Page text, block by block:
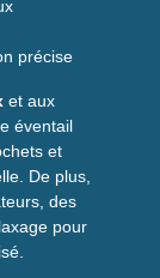
précise
et aux
éventail
et
De plus,
des
pour